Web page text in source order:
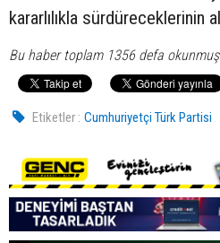
kararlılıkla sürdüreceklerinin
Bu haber toplam 1356 defa
Etiketler : Cumhuriyetçi Türk Partisi